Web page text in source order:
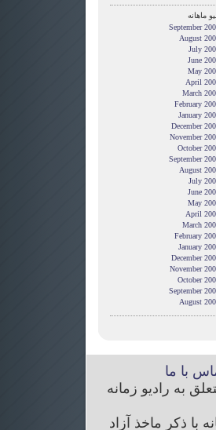
ماهانه
September
August
July
June
May
April
March
February
January
December
November
October
September
August
July
June
May
April
March
February
January
December
November
October
September
August
با ما
به رادیو زمانه
ذکر ماخذ آزاد